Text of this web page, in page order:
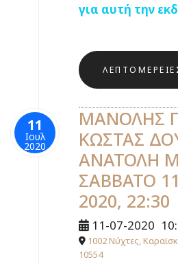
για αυτή την
11
Ιουλ
2020
ΜΑΝΟΛΗΣ
ΚΩΣΤΑΣ
ΑΝΑΤΟΛΗ
ΣΑΒΒΑΤΟ
2020, 22:30
11-07-2020
1002 Νύχτες,
10554